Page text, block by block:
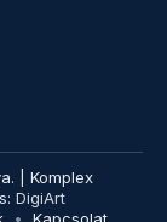
| Komplex
DigiArt
Kapcsolat